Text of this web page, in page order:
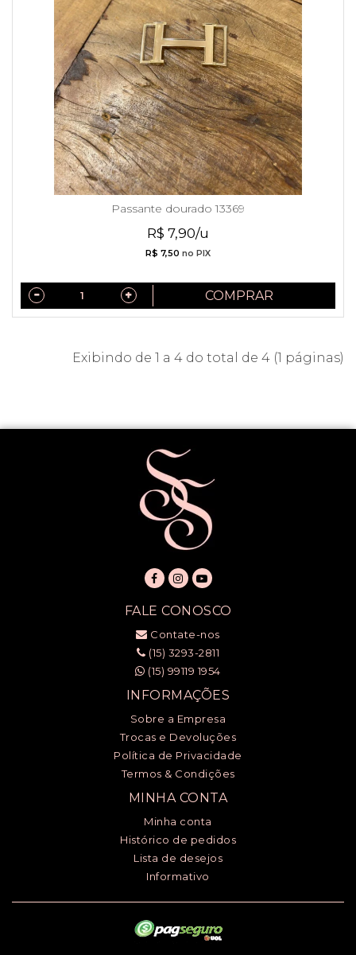
Passante dourado 13369
R$ 7,90/u
R$ 7,50 no PIX
COMPRAR
Exibindo de 1 a 4 do total de 4 (1 páginas)
FALE CONOSCO
Contate-nos
(15) 3293-2811
(15) 99119 1954
INFORMAÇÕES
Sobre a Empresa
Trocas e Devoluções
Política de Privacidade
Termos & Condições
MINHA CONTA
Minha conta
Histórico de pedidos
Lista de desejos
Informativo